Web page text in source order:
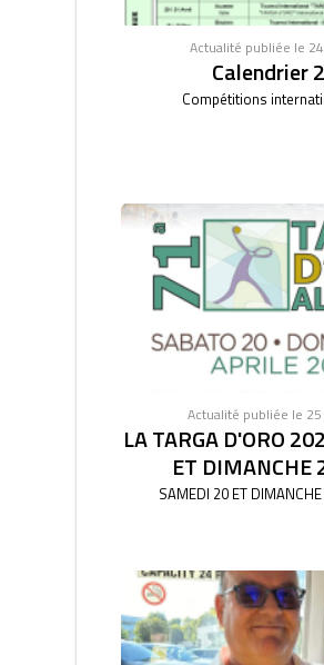
Actualité publiée le
Calendrier
Compétitions
Actualité publiée le 25
LA TARGA D'ORO
ET DIMANCHE
SAMEDI 20 ET